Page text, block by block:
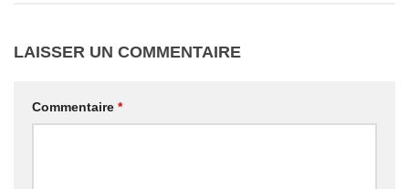
LAISSER UN COMMENTAIRE
Commentaire *